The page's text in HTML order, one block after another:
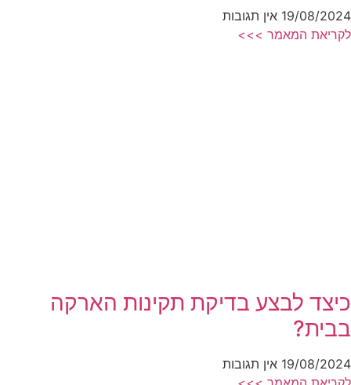
19/08/2024 אין תגובות
לקריאת המאמר >>>
כיצד לבצע בדיקת תקינות הארקה
בבית?
19/08/2024 אין תגובות